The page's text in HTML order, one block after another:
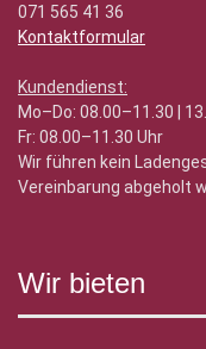
071 565 41 36
Kontaktformular
Kundendienst:
Mo–Do: 08.00–11.30 |
Fr: 08.00–11.30 Uhr
Wir führen kein
Vereinbarung abgeholt
Wir bieten